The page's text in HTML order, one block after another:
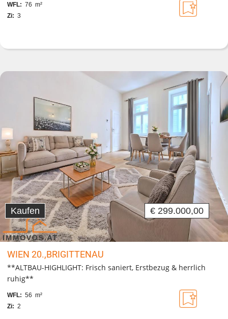
WFL: 76 m²
Zi: 3
Kaufen € 299.000,00
WIEN 20.,BRIGITTENAU
**ALTBAU-HIGHLIGHT: Frisch saniert, Erstbezug & herrlich
ruhig**
WFL: 56 m²
Zi: 2